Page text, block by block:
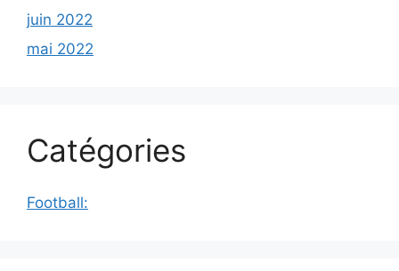
juin 2022
mai 2022
Catégories
Football: